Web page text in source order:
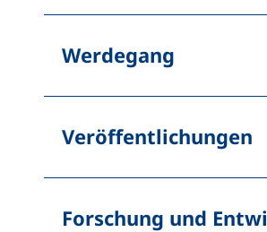
Werdegang
Veröffentlichungen
Forschung und